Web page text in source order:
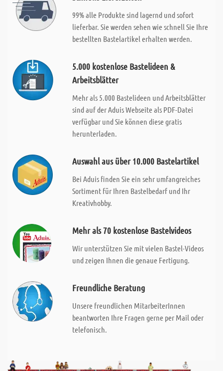
99% alle Produkte sind lagernd und sofort
lieferbar. Sie werden sehen wie schnell Sie Ihre
bestellten Bastelartikel erhalten werden.
5.000 kostenlose Bastelideen &
Arbeitsblätter
Mehr als 5.000 Bastelideen und Arbeitsblätter
sind auf der Aduis Webseite als PDF-Datei
verfügbar und Sie können diese gratis
herunterladen.
Auswahl aus über 10.000 Bastelartikel
Bei Aduis finden Sie ein sehr umfangreiches
Sortiment für Ihren Bastelbedarf und Ihr
Kreativhobby.
Mehr als 70 kostenlose Bastelvideos
Wir unterstützen Sie mit vielen Bastel-Videos
und zeigen Ihnen die genaue Fertigung.
Freundliche Beratung
Unsere freundlichen MitarbeiterInnen
beantworten Ihre Fragen gerne per Mail oder
telefonisch.